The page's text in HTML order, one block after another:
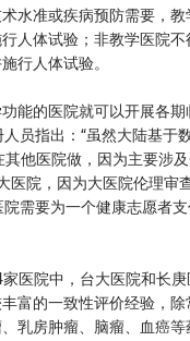
水准或疾病预防需要，
人体试验；非教学医院
行人体试验。
的医院就可以开展各期
员指出：“虽然大陆基于
他医院做，因为主要涉
医院，因为大医院伦理审
需要为一个健康志愿者
院中，台大医院和长庚
富的一致性评价经验，
乳房肿瘤、脑瘤、血癌